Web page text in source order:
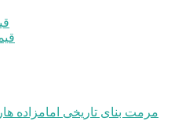
مرمت بنای تاریخی امامزاده